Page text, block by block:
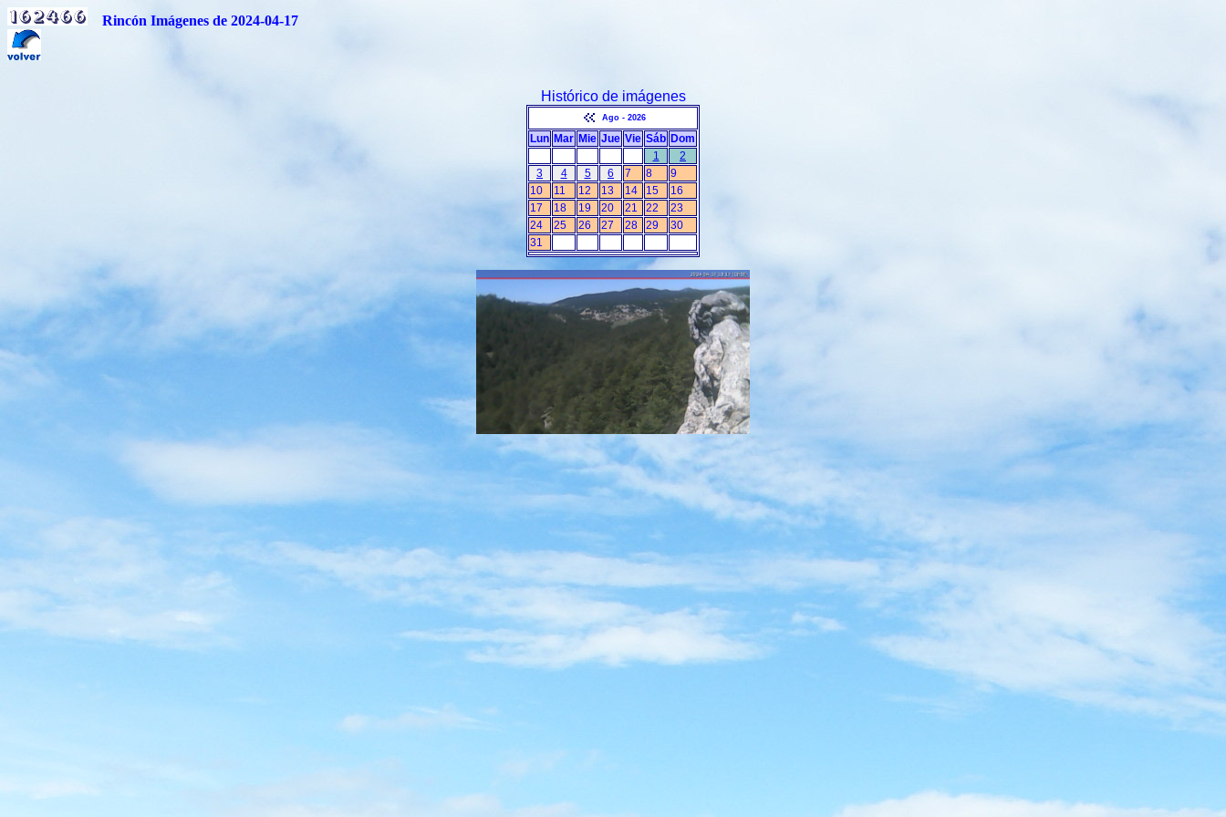
Rincón Imágenes de 2024-04-17
Histórico de imágenes
Ago - 2026
Lun Mar Mie Jue Vie Sáb Dom
1
2
3
4 5 6 7 8
9
10
11 12 13 14 15
16
17
18 19 20 21 22
23
24
25 26 27 28 29
30
31